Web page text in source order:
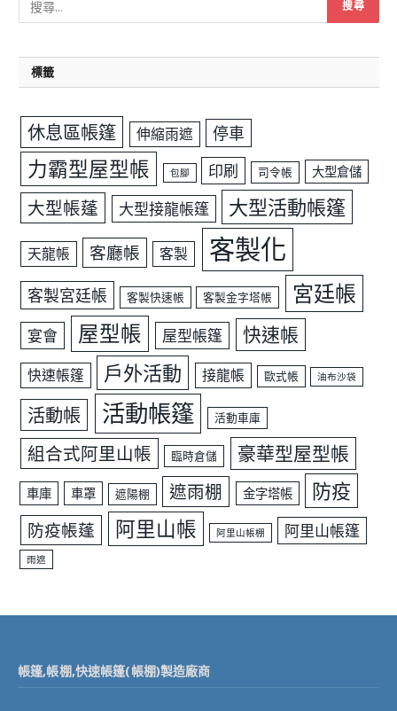
標籤
休息區帳篷 伸縮雨遮 停車
力霸型屋型帳 包腳 印刷 司令帳 大型倉儲
大型帳蓬 大型接龍帳篷 大型活動帳篷
天龍帳 客廳帳 客製 客製化
客製宮廷帳 客製快速帳 客製金字塔帳 宮廷帳
宴會 屋型帳 屋型帳篷 快速帳
快速帳篷 戶外活動 接龍帳 歐式帳 油布沙袋
活動帳 活動帳篷 活動車庫
組合式阿里山帳 臨時倉儲 豪華型屋型帳
車庫 車罩 遮陽棚 遮雨棚 金字塔帳 防疫
防疫帳蓬 阿里山帳 阿里山帳棚 阿里山帳篷
雨遮
帳篷,帳棚,快速帳篷(帳棚)製造廠商